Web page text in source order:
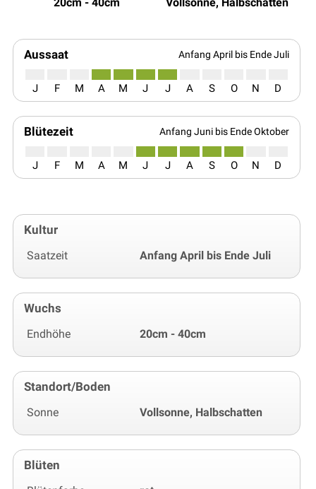
Aussaat Anfang April bis Ende Juli
J F M A M J J A S O N D
Blütezeit Anfang Juni bis Ende Oktober
J F M A M J J A S O N D
Kultur
Saatzeit Anfang April bis Ende Juli
Wuchs
Endhöhe 20cm - 40cm
Standort/Boden
Sonne Vollsonne, Halbschatten
Blüten